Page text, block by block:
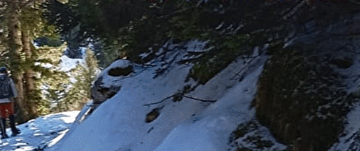
Exporter les lignes sélectionnées
Exporter toutes les colonnes
Exporter uniquement les colonnes affichées
Menu
?>
Images de la page d'accueil